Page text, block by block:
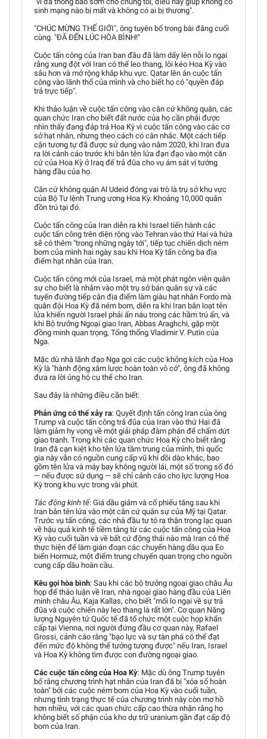
sinh mạng nào bị mất và không có ai bị thương".
"CHÚC MỪNG THẾ GIỚI", ông tuyên bố trong bài đăng cuối
cùng. "ĐÃ ĐẾN LÚC HÒA BÌNH!"
Cuộc tấn công của Iran ban đầu đã làm dấy lên nỗi lo ngại
rằng xung đột với Iran có thể leo thang, lôi kéo Hoa Kỳ vào
sâu hơn và mở rộng khắp khu vực. Qatar lên án cuộc tấn
công vào lãnh thổ của mình và cho biết họ có "quyền đáp
trả trực tiếp".
Khi thảo luận về cuộc tấn công vào căn cứ không quân, các
quan chức Iran cho biết đất nước của họ cần phải được
nhìn thấy đang đáp trả Hoa Kỳ vì cuộc tấn công vào các cơ
sở hạt nhân, nhưng theo cách có cân nhắc. Một cách tiếp
cận tương tự đã được sử dụng vào năm 2020, khi Iran đưa
ra lời cảnh cáo trước khi bắn tên lửa đạn đạo vào một căn
cứ của Hoa Kỳ ở Iraq để trả đũa cho vụ ám sát vị tướng
hàng đầu của họ.
Căn cứ không quân Al Udeid đóng vai trò là trụ sở khu vực
của Bộ Tư lệnh Trung ương Hoa Kỳ. Khoảng 10,000 quân
đồn trú tại đó.
Cuộc tấn công của Iran diễn ra khi Israel tiến hành các
cuộc tấn công trên diện rộng vào Tehran vào thứ Hai và hứa
sẽ có thêm "trong những ngày tới", tiếp tục chiến dịch ném
bom của mình hai ngày sau khi Hoa Kỳ tấn công ba địa
điểm hạt nhân của Iran.
Cuộc tấn công mới của Israel, mà một phát ngôn viên quân
sự cho biết là nhằm vào một trụ sở bán quân sự và các
tuyến đường tiếp cận địa điểm làm giàu hạt nhân Fordo mà
quân đội Hoa Kỳ đã ném bom, diễn ra khi Iran bắn loạt tên
lửa khiến người Israel phải ẩn náu trong các hầm trú ẩn, và
khi Bộ trưởng Ngoại giao Iran, Abbas Araghchi, gặp một
đồng minh quan trọng, Tổng thống Vladimir V. Putin của
Nga.
Mặc dù nhà lãnh đạo Nga gọi các cuộc không kích của Hoa
Kỳ là "hành động xâm lược hoàn toàn vô cớ", ông đã không
đưa ra lời ủng hộ cụ thể cho Iran.
Sau đây là những điều cần biết:
Phản ứng có thể xảy ra: Quyết định tấn công Iran của ông
Trump và cuộc tấn công trả đũa của Iran vào thứ Hai đã
làm giảm hy vọng về một giải pháp đàm phán để chấm dứt
giao tranh. Trong khi các quan chức Hoa Kỳ cho biết rằng
Iran đã cạn kiệt kho tên lửa tầm trung của mình, thì quốc
gia này vẫn có nguồn cung cấp vũ khí dồi dào khác, bao
gồm tên lửa và máy bay không người lái, một số trong số đó
— nếu được sử dụng — sẽ chỉ cảnh cáo cho lực lượng Hoa
Kỳ trong khu vực trong vài phút.
Tác động kinh tế: Giá dầu giảm và cổ phiếu tăng sau khi
Iran bắn tên lửa vào một căn cứ quân sự của Mỹ tại Qatar.
Trước vụ tấn công, các nhà đầu tư tỏ ra thận trọng lạc quan
về hậu quả kinh tế tiềm tàng từ các cuộc tấn công của Hoa
Kỳ vào cuối tuần và về bất cứ động thái nào mà Iran có thể
thực hiện để làm gián đoạn các chuyến hàng dầu qua Eo
biển Hormuz, một điểm trung chuyển quan trọng cho nguồn
cung cấp dầu hoàn cầu.
Kêu gọi hòa bình: Sau khi các bộ trưởng ngoại giao châu Âu
họp để thảo luận về Iran, nhà ngoại giao hàng đầu của Liên
minh châu Âu, Kaja Kallas, cho biết "mối lo ngại về sự trả
đũa và cuộc chiến này leo thang là rất lớn". Cơ quan Năng
lượng Nguyên tử Quốc tế đã tổ chức một cuộc họp khẩn
cấp tại Vienna, nơi người đứng đầu cơ quan này, Rafael
Grossi, cảnh cáo rằng "bạo lực và sự tàn phá có thể đạt
đến mức độ không thể tưởng tượng được" nếu Iran, Israel
và Hoa Kỳ không tìm được con đường ngoại giao.
Các cuộc tấn công của Hoa Kỳ: Mặc dù ông Trump tuyên
bố rằng chương trình hạt nhân của Iran đã bị "xóa sổ hoàn
toàn" bởi các cuộc ném bom của Hoa Kỳ vào cuối tuần,
nhưng tình trạng thực tế của chương trình này còn mơ hồ
hơn nhiều, với các quan chức cấp cao thừa nhận rằng họ
không biết số phận của kho dự trữ uranium gần đạt cấp độ
bom của Iran.